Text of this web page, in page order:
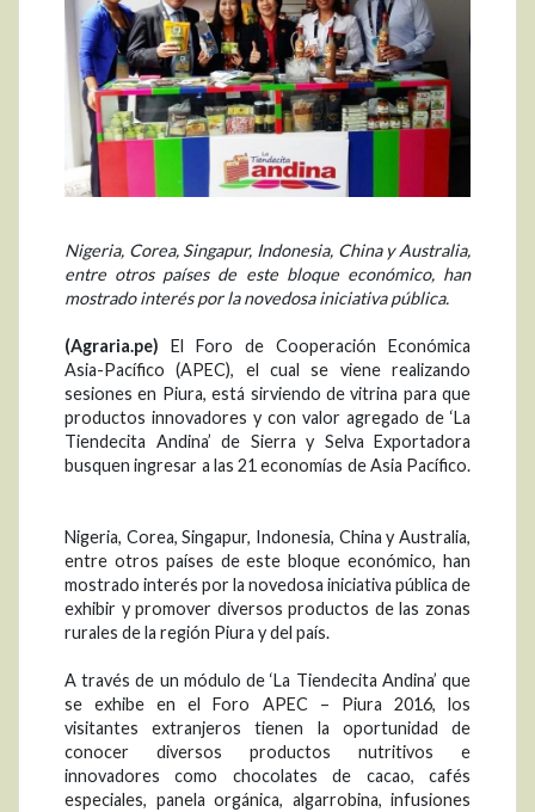
Nigeria, Corea, Singapur, Indonesia, China y Australia,
entre otros países de este bloque económico, han
mostrado interés por la novedosa iniciativa pública.
(Agraria.pe) El Foro de Cooperación Económica
Asia-Pacífico (APEC), el cual se viene realizando
sesiones en Piura, está sirviendo de vitrina para que
productos innovadores y con valor agregado de ‘La
Tiendecita Andina’ de Sierra y Selva Exportadora
busquen ingresar a las 21 economías de Asia Pacífico.
Nigeria, Corea, Singapur, Indonesia, China y Australia,
entre otros países de este bloque económico, han
mostrado interés por la novedosa iniciativa pública de
exhibir y promover diversos productos de las zonas
rurales de la región Piura y del país.
A través de un módulo de ‘La Tiendecita Andina’ que
se exhibe en el Foro APEC – Piura 2016, los
visitantes extranjeros tienen la oportunidad de
conocer diversos productos nutritivos e
innovadores como chocolates de cacao, cafés
especiales, panela orgánica, algarrobina, infusiones